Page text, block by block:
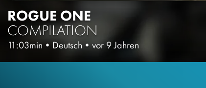
ROGUE ONE
COMPILATION
11:03min • Deutsch • vor 9 Jahren